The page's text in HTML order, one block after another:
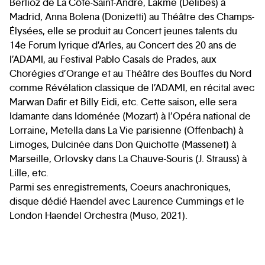
Berlioz de La Côte-Saint-André, Lakme (Delibes) à
Madrid, Anna Bolena (Donizetti) au Théâtre des Champs-
Élysées, elle se produit au Concert jeunes talents du
14e Forum lyrique d’Arles, au Concert des 20 ans de
l’ADAMI, au Festival Pablo Casals de Prades, aux
Chorégies d’Orange et au Théâtre des Bouffes du Nord
comme Révélation classique de l’ADAMI, en récital avec
Marwan Dafir et Billy Eidi, etc. Cette saison, elle sera
Idamante dans Idoménée (Mozart) à l’Opéra national de
Lorraine, Metella dans La Vie parisienne (Offenbach) à
Limoges, Dulcinée dans Don Quichotte (Massenet) à
Marseille, Orlovsky dans La Chauve-Souris (J. Strauss) à
Lille, etc.
Parmi ses enregistrements, Coeurs anachroniques,
disque dédié Haendel avec Laurence Cummings et le
London Haendel Orchestra (Muso, 2021).